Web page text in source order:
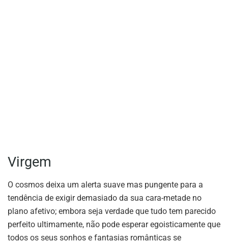
Virgem
O cosmos deixa um alerta suave mas pungente para a
tendência de exigir demasiado da sua cara-metade no
plano afetivo; embora seja verdade que tudo tem parecido
perfeito ultimamente, não pode esperar egoisticamente que
todos os seus sonhos e fantasias românticas se